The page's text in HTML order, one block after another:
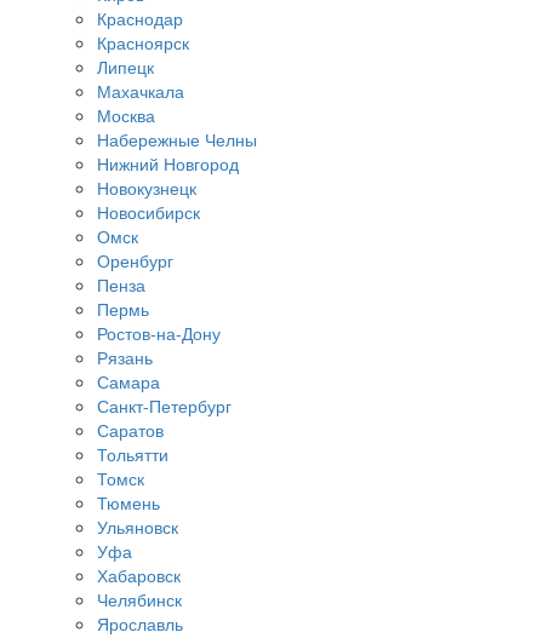
Краснодар
Красноярск
Липецк
Махачкала
Москва
Набережные Челны
Нижний Новгород
Новокузнецк
Новосибирск
Омск
Оренбург
Пенза
Пермь
Ростов-на-Дону
Рязань
Самара
Санкт-Петербург
Саратов
Тольятти
Томск
Тюмень
Ульяновск
Уфа
Хабаровск
Челябинск
Ярославль